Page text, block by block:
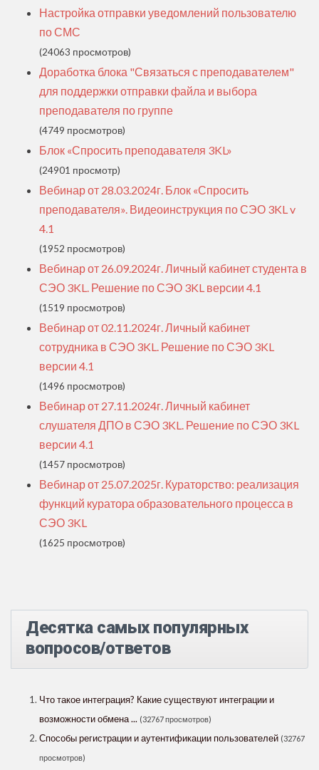
Настройка отправки уведомлений пользователю
по СМС
(24063 просмотров)
Доработка блока "Связаться с преподавателем"
для поддержки отправки файла и выбора
преподавателя по группе
(4749 просмотров)
Блок «Спросить преподавателя 3KL»
(24901 просмотр)
Вебинар от 28.03.2024г. Блок «Спросить
преподавателя». Видеоинструкция по СЭО 3KL v
4.1
(1952 просмотров)
Вебинар от 26.09.2024г. Личный кабинет студента в
СЭО 3KL. Решение по СЭО 3KL версии 4.1
(1519 просмотров)
Вебинар от 02.11.2024г. Личный кабинет
сотрудника в СЭО 3KL. Решение по СЭО 3KL
версии 4.1
(1496 просмотров)
Вебинар от 27.11.2024г. Личный кабинет
слушателя ДПО в СЭО 3KL. Решение по СЭО 3KL
версии 4.1
(1457 просмотров)
Вебинар от 25.07.2025г. Кураторство: реализация
функций куратора образовательного процесса в
СЭО 3KL
(1625 просмотров)
Десятка самых популярных
вопросов/ответов
Что такое интеграция? Какие существуют интеграции и
возможности обмена ... (32767 просмотров)
Способы регистрации и аутентификации пользователей (32767
просмотров)